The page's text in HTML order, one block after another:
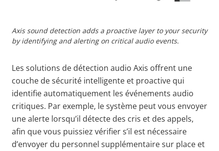
Axis sound detection adds a proactive layer to your security
by identifying and alerting on critical audio events.
Les solutions de détection audio Axis offrent une
couche de sécurité intelligente et proactive qui
identifie automatiquement les événements audio
critiques. Par exemple, le système peut vous envoyer
une alerte lorsqu’il détecte des cris et des appels,
afin que vous puissiez vérifier s’il est nécessaire
d’envoyer du personnel supplémentaire sur place et